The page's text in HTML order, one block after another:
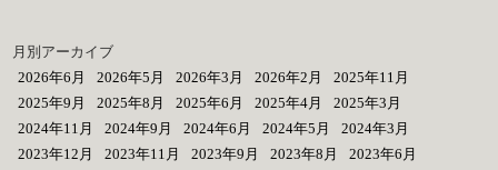
月別アーカイブ
2026年6月
2026年5月 2026年3月 2026年2月
2025年11月
2025年9月
2025年8月 2025年6月 2025年4月
2025年3月
2024年11月
2024年9月 2024年6月 2024年5月
2024年3月
2023年12月
2023年11月 2023年9月 2023年8月
2023年6月